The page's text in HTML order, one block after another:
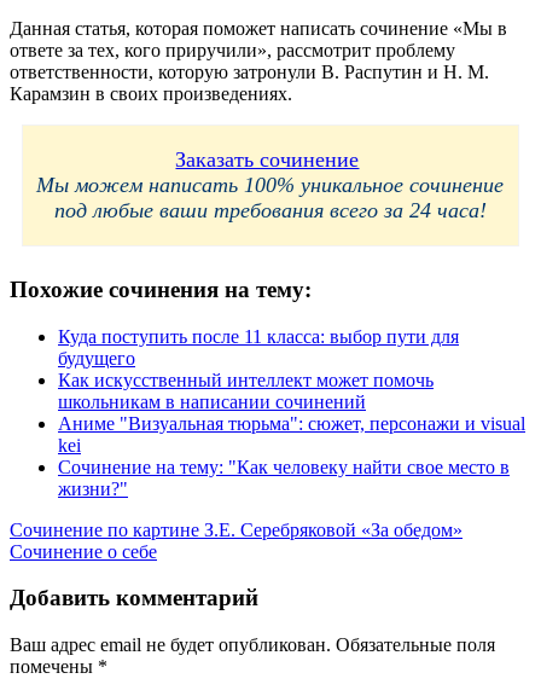
Данная статья, которая поможет написать сочинение «Мы в
ответе за тех, кого приручили», рассмотрит проблему
ответственности, которую затронули В. Распутин и Н. М.
Карамзин в своих произведениях.
Заказать сочинение
Мы можем написать 100% уникальное сочинение
под любые ваши требования всего за 24 часа!
Похожие сочинения на тему:
Куда поступить после 11 класса: выбор пути для
будущего
Как искусственный интеллект может помочь
школьникам в написании сочинений
Аниме "Визуальная тюрьма": сюжет, персонажи и visual
kei
Сочинение на тему: "Как человеку найти свое место в
жизни?"
Навигация
по
записям
Сочинение по картине З.Е. Серебряковой «За обедом»
Сочинение о себе
Добавить комментарий
Ваш адрес email не будет опубликован. Обязательные поля
помечены *